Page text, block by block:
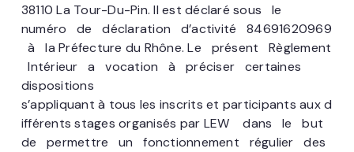
38110 La Tour-Du-Pin. Il est déclaré sous le
numéro de déclaration d’activité 84691620969
à la Préfecture du Rhône. Le présent Règlement
Intérieur a vocation à préciser certaines
dispositions
s’appliquant à tous les inscrits et participants aux d
ifférents stages organisés par LEW dans le but
de permettre un fonctionnement régulier des